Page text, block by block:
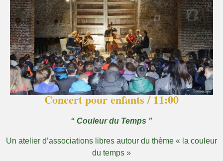
Concert pour enfants / 11:00​
“ Couleur du Temps ”
Un atelier d’associations libres autour du thème « la couleur
du temps »